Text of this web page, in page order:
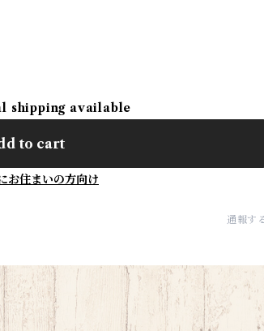
shipping available
to cart
お住まいの方向け
通報す